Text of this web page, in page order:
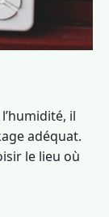
il
adéquat.
le lieu où